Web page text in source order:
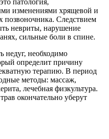
изменениями хрящевой и
позвоночника. Следствием
невриты, нарушение
сильные боли в спине.
недуг, необходимо
определит причину
терапию. В период
методы: массаж,
лечебная физкультура.
окончательно уберут